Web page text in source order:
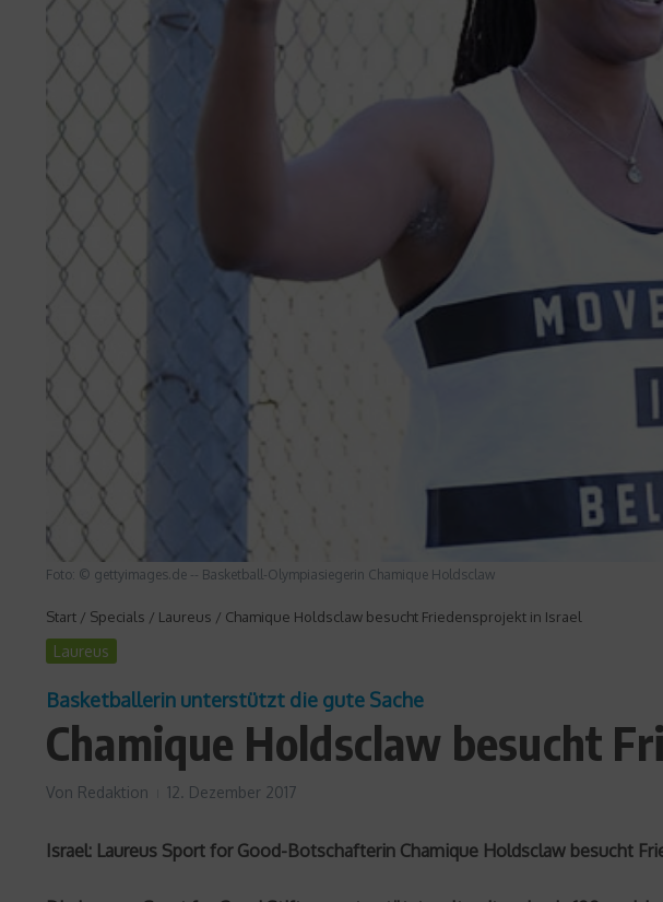
Foto: © gettyimages.de -- Basketball-Olympiasiegerin Chamique Holdsclaw
Start / Specials / Laureus / Chamique Holdsclaw besucht Friedensprojekt in Israel
Laureus
Basketballerin unterstützt die gute Sache
Chamique Holdsclaw besucht
Von Redaktion 12. Dezember 2017
Israel: Laureus Sport for Good-Botschafterin Chamique Holdsclaw besucht